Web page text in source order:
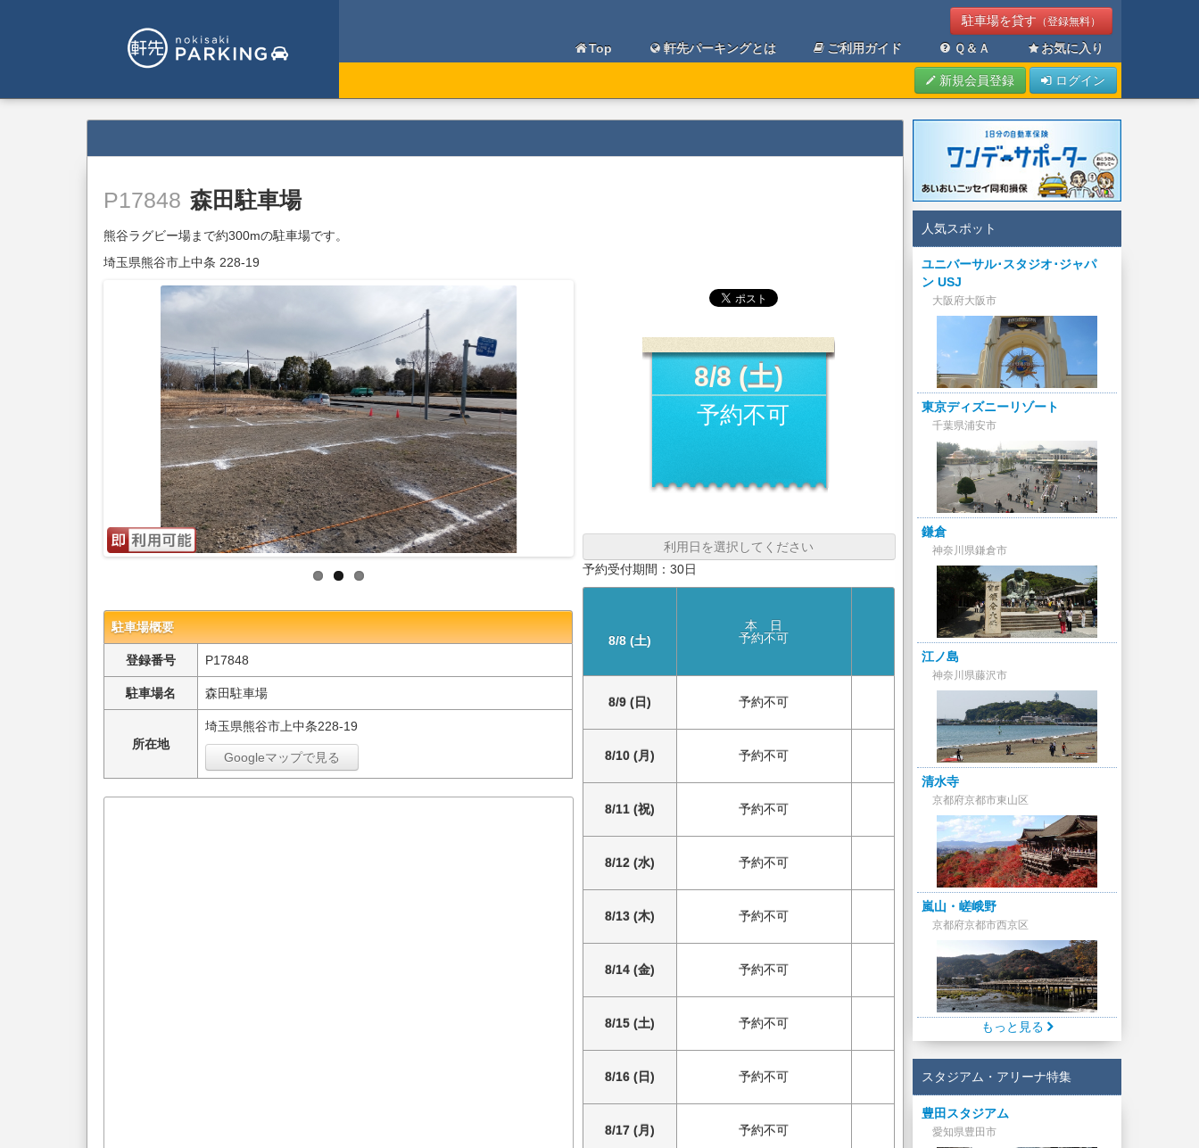
駐車場を貸す （登録無料）
Top 軒先パーキングとは ご利用ガイド Ｑ＆Ａ お気に入り
新規会員登録 ログイン
P17848 森田駐車場
熊谷ラグビー場まで約300mの駐車場です。
埼玉県熊谷市上中条 228-19
駐車場概要
登録番号 P17848
駐車場名 森田駐車場
所在地
埼玉県熊谷市上中条228-19
Googleマップで見る
8/8 (土)
予約不可
利用日を選択してください
予約受付期間：30日
8/8 (土)
本 日
予約不可
8/9 (日) 予約不可
8/10 (月) 予約不可
8/11 (祝) 予約不可
8/12 (水) 予約不可
8/13 (木) 予約不可
8/14 (金) 予約不可
8/15 (土) 予約不可
8/16 (日) 予約不可
8/17 (月) 予約不可
人気スポット
ユニバーサル･スタジオ･ジャパ
ン USJ
大阪府大阪市
東京ディズニーリゾート
千葉県浦安市
鎌倉
神奈川県鎌倉市
江ノ島
神奈川県藤沢市
清水寺
京都府京都市東山区
嵐山・嵯峨野
京都府京都市西京区
もっと見る
スタジアム・アリーナ特集
豊田スタジアム
愛知県豊田市